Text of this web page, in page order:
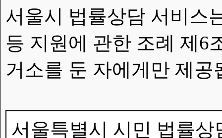
서울시 법률상담 서비스
등 지원에 관한 조례 제6
거소를 둔 자에게만 제공
서울특별시 시민 법률